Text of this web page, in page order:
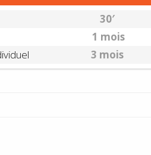
30′
1 mois
3 mois